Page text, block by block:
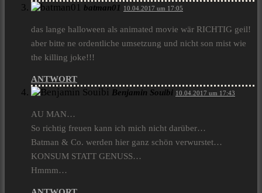
batman01 10.04.2017 um 17:05
das lange halloween als animated movie wär RICHTIG geil!
aber bitte ne ordentliche umsetzung und nicht son mist wie
the killing joke!!!
ANTWORT
Benjamin Souibi 10.04.2017 um 17:43
AU MAN…
So richtig freuen kann ich mich nicht darüber…
Batman & Co. werden hier ganz schön verwurstet…
KONSUM STATT GENUSS…
Hmmm…